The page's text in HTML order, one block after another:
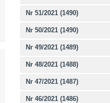
Nr 51/2021 (1490)
Nr 50/2021 (1490)
Nr 49/2021 (1489)
Nr 48/2021 (1488)
Nr 47/2021 (1487)
Nr 46/2021 (1486)